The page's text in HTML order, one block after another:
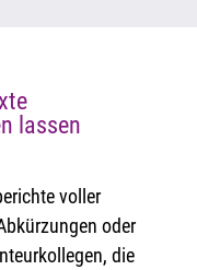
lassen
voller
oder
die